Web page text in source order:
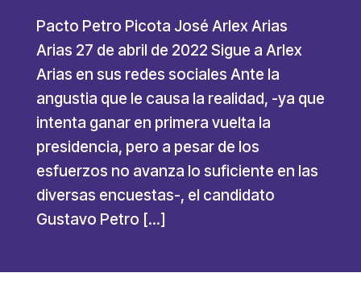
Pacto Petro Picota José Arlex Arias
Arias 27 de abril de 2022 Sigue a Arlex
Arias en sus redes sociales Ante la
angustia que le causa la realidad, -ya que
intenta ganar en primera vuelta la
presidencia, pero a pesar de los
esfuerzos no avanza lo suficiente en las
diversas encuestas-, el candidato
Gustavo Petro […]